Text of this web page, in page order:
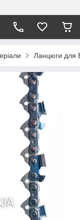
Ланцюги для